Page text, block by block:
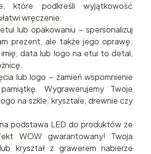
które podkreśli wyjątkowość
wręczenie.
lub opakowaniu – spersonalizuj
prezent, ale także jego oprawę.
imię, data lub logo na etui to detal,
lub logo – zamień wspomnienie
Wygrawerujemy Twoje
na szkle, krysztale, drewnie czy
podstawa LED do produktów ze
WOW gwarantowany! Twoja
kryształ z grawerem nabierze